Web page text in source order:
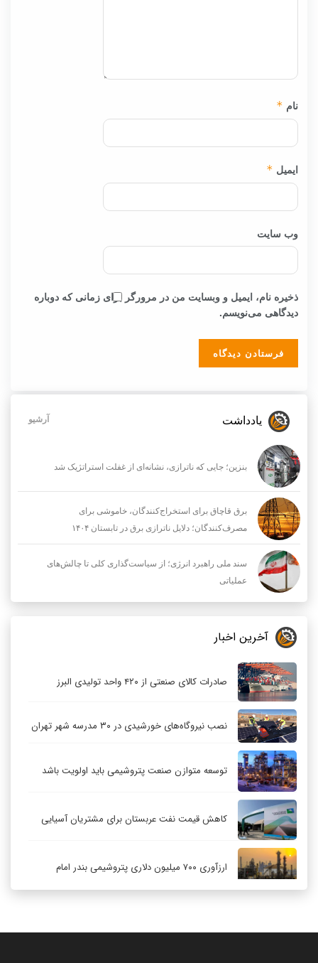
نام *
ایمیل *
وب‌ سایت
ذخیره نام، ایمیل و وبسایت من در مرورگر برای زمانی که دوباره
دیدگاهی می‌نویسم.
یادداشت آرشیو
بنزین؛ جایی که ناترازی، نشانه‌ای از غفلت استراتژیک شد
برق قاچاق برای استخراج‌کنندگان، خاموشی برای
مصرف‌کنندگان؛ دلایل ناترازی برق در تابستان ۱۴۰۴
سند ملی راهبرد انرژی؛ از سیاست‌گذاری کلی تا چالش‌های
عملیاتی
آخرین اخبار
صادرات کالای صنعتی از ۴۲۰ واحد تولیدی البرز
نصب نیروگاه‌های خورشیدی در ۳۰ مدرسه شهر تهران
توسعه متوازن صنعت پتروشیمی باید اولویت باشد
کاهش قیمت نفت عربستان برای مشتریان آسیایی
ارزآوری ۷۰۰ میلیون دلاری پتروشیمی بندر امام